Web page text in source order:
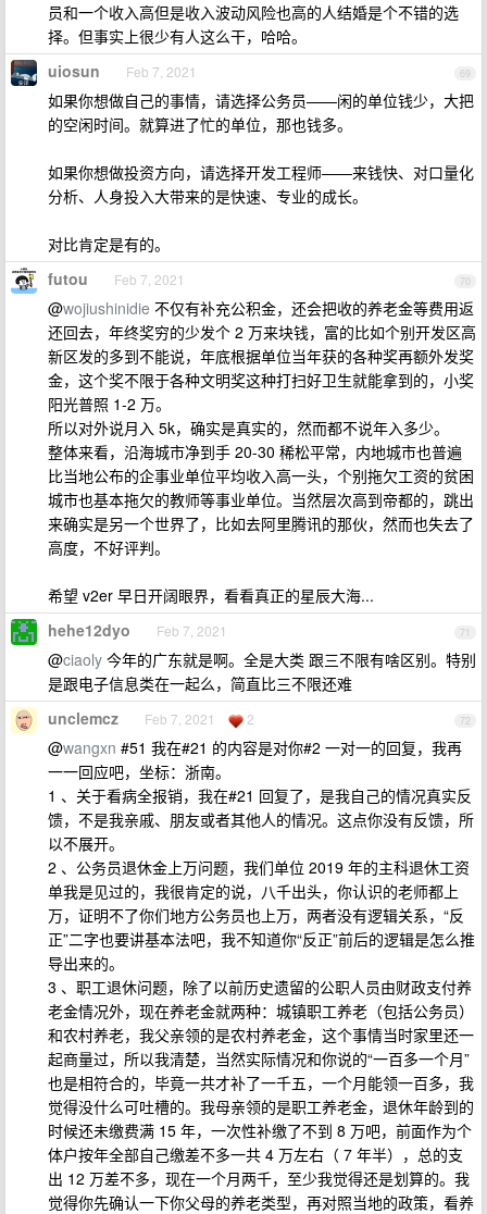
员和一个收入高但是收入波动风险也高的人结婚是个不错的选
择。但事实上很少有人这么干，哈哈。
69
uiosun Feb 7, 2021
如果你想做自己的事情，请选择公务员——闲的单位钱少，大把
的空闲时间。就算进了忙的单位，那也钱多。
如果你想做投资方向，请选择开发工程师——来钱快、对口量化
分析、人身投入大带来的是快速、专业的成长。
对比肯定是有的。
70
futou Feb 7, 2021
@wojiushinidie 不仅有补充公积金，还会把收的养老金等费用返
还回去，年终奖穷的少发个 2 万来块钱，富的比如个别开发区高
新区发的多到不能说，年底根据单位当年获的各种奖再额外发奖
金，这个奖不限于各种文明奖这种打扫好卫生就能拿到的，小奖
阳光普照 1-2 万。
所以对外说月入 5k，确实是真实的，然而都不说年入多少。
整体来看，沿海城市净到手 20-30 稀松平常，内地城市也普遍
比当地公布的企事业单位平均收入高一头，个别拖欠工资的贫困
城市也基本拖欠的教师等事业单位。当然层次高到帝都的，跳出
来确实是另一个世界了，比如去阿里腾讯的那伙，然而也失去了
高度，不好评判。
希望 v2er 早日开阔眼界，看看真正的星辰大海...
71
hehe12dyo Feb 7, 2021
@ciaoly 今年的广东就是啊。全是大类 跟三不限有啥区别。特别
是跟电子信息类在一起么，简直比三不限还难
72
unclemcz Feb 7, 2021 2
@wangxn #51 我在#21 的内容是对你#2 一对一的回复，我再
一一回应吧，坐标：浙南。
1 、关于看病全报销，我在#21 回复了，是我自己的情况真实反
馈，不是我亲戚、朋友或者其他人的情况。这点你没有反馈，所
以不展开。
2 、公务员退休金上万问题，我们单位 2019 年的主科退休工资
单我是见过的，我很肯定的说，八千出头，你认识的老师都上
万，证明不了你们地方公务员也上万，两者没有逻辑关系，“反
正”二字也要讲基本法吧，我不知道你“反正”前后的逻辑是怎么推
导出来的。
3 、职工退休问题，除了以前历史遗留的公职人员由财政支付养
老金情况外，现在养老金就两种：城镇职工养老（包括公务员）
和农村养老，我父亲领的是农村养老金，这个事情当时家里还一
起商量过，所以我清楚，当然实际情况和你说的“一百多一个月”
也是相符合的，毕竟一共才补了一千五，一个月能领一百多，我
觉得没什么可吐槽的。我母亲领的是职工养老金，退休年龄到的
时候还未缴费满 15 年，一次性补缴了不到 8 万吧，前面作为个
体户按年全部自己缴差不多一共 4 万左右（ 7 年半），总的支
出 12 万差不多，现在一个月两千，至少我觉得还是划算的。我
觉得你先确认一下你父母的养老类型，再对照当地的政策，看养